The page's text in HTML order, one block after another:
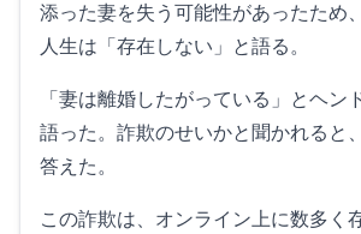
添った妻を失う可能性があったため
人生は「存在しない」と語る。
「妻は離婚したがっている」とヘン
語った。詐欺のせいかと聞かれると
答えた。
この詐欺は、オンライン上に数多く